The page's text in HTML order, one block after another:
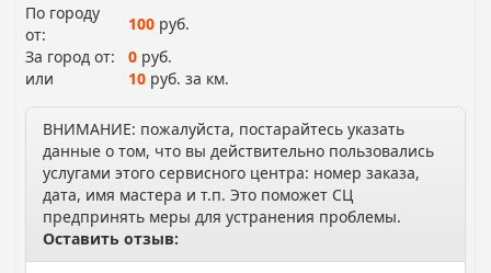
По городу
от:
100 руб.
За город от:
0 руб.
или
10 руб. за км.
ВНИМАНИЕ: пожалуйста, постарайтесь указать
данные о том, что вы действительно пользовались
услугами этого сервисного центра: номер заказа,
дата, имя мастера и т.п. Это поможет СЦ
предпринять меры для устранения проблемы.
Оставить отзыв: